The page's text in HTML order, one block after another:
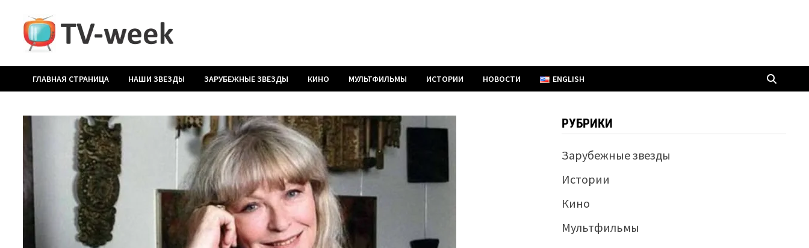
содержимому
ГЛАВНАЯ СТРАНИЦА НАШИ ЗВЕЗДЫ ЗАРУБЕЖНЫЕ ЗВЕЗДЫ КИНО МУЛЬТФИЛЬМЫ ИСТОРИИ НОВОСТИ ENGLISH
РУБРИКИ
Зарубежные звезды
Истории
Кино
Мультфильмы